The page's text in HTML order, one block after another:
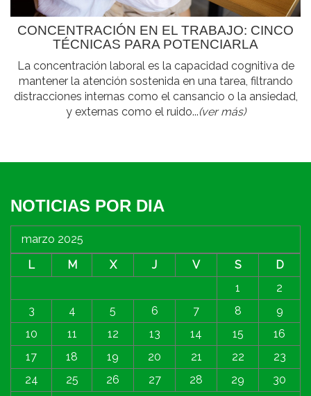
CONCENTRACIÓN EN EL TRABAJO: CINCO
TÉCNICAS PARA POTENCIARLA
La concentración laboral es la capacidad cognitiva de
mantener la atención sostenida en una tarea, filtrando
distracciones internas como el cansancio o la ansiedad,
y externas como el ruido...(ver más)
NOTICIAS POR DIA
marzo 2025
L
M X J V S
D
1
2
3
4 5 6 7 8
9
10
11 12 13 14 15
16
17
18 19 20 21 22
23
24
25 26 27 28 29 30